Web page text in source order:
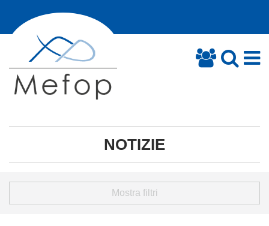
NOTIZIE
Mostra filtri